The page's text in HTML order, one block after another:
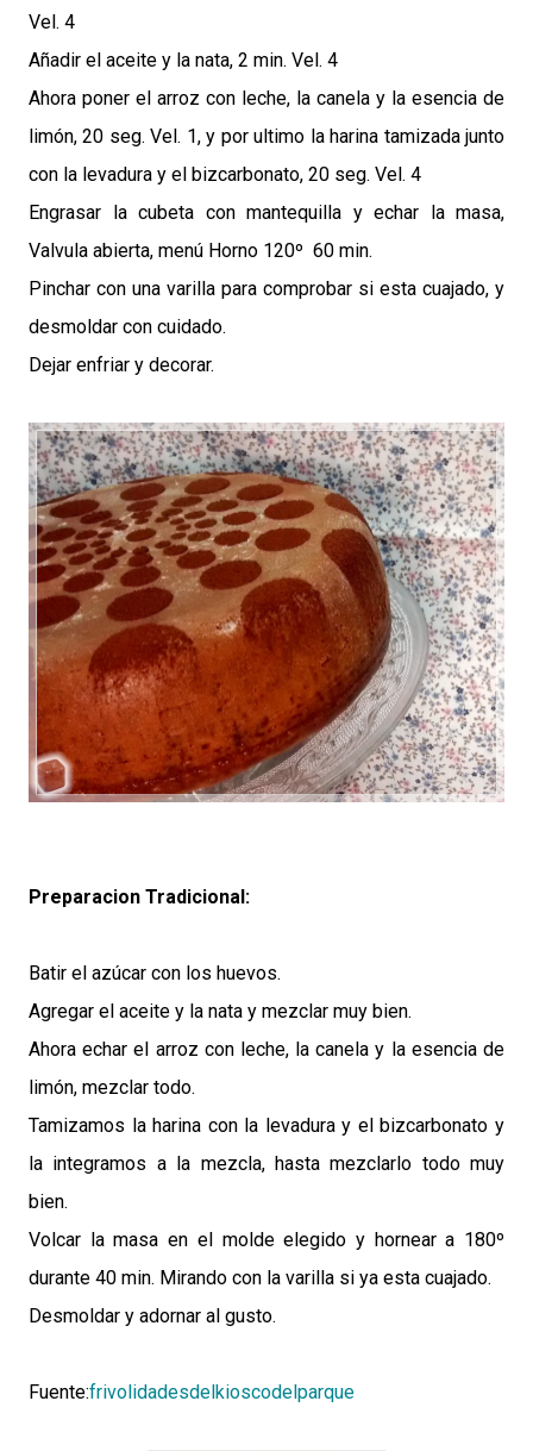
Vel. 4
Añadir el aceite y la nata, 2 min. Vel. 4
Ahora poner el arroz con leche, la canela y la esencia de
limón, 20 seg. Vel. 1, y por ultimo la harina tamizada junto
con la levadura y el bizcarbonato, 20 seg. Vel. 4
Engrasar la cubeta con mantequilla y echar la masa,
Valvula abierta, menú Horno 120º 60 min.
Pinchar con una varilla para comprobar si esta cuajado, y
desmoldar con cuidado.
Dejar enfriar y decorar.
Preparacion Tradicional:
Batir el azúcar con los huevos.
Agregar el aceite y la nata y mezclar muy bien.
Ahora echar el arroz con leche, la canela y la esencia de
limón, mezclar todo.
Tamizamos la harina con la levadura y el bizcarbonato y
la integramos a la mezcla, hasta mezclarlo todo muy
bien.
Volcar la masa en el molde elegido y hornear a 180º
durante 40 min. Mirando con la varilla si ya esta cuajado.
Desmoldar y adornar al gusto.
Fuente:frivolidadesdelkioscodelparque